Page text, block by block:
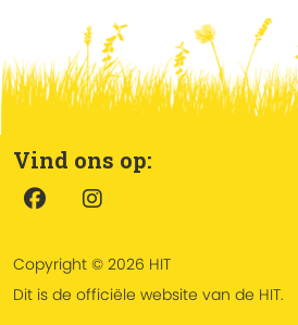
Vind ons op:
Copyright © 2026 HIT
Dit is de officiële website van de HIT.